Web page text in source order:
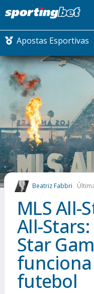
Apostas Esportivas
CONMEBOL
FUTEBOL
FUTEBOL
COMO
MAIS
Beatriz Fabbri
MLS All-
All-
Star
futebol